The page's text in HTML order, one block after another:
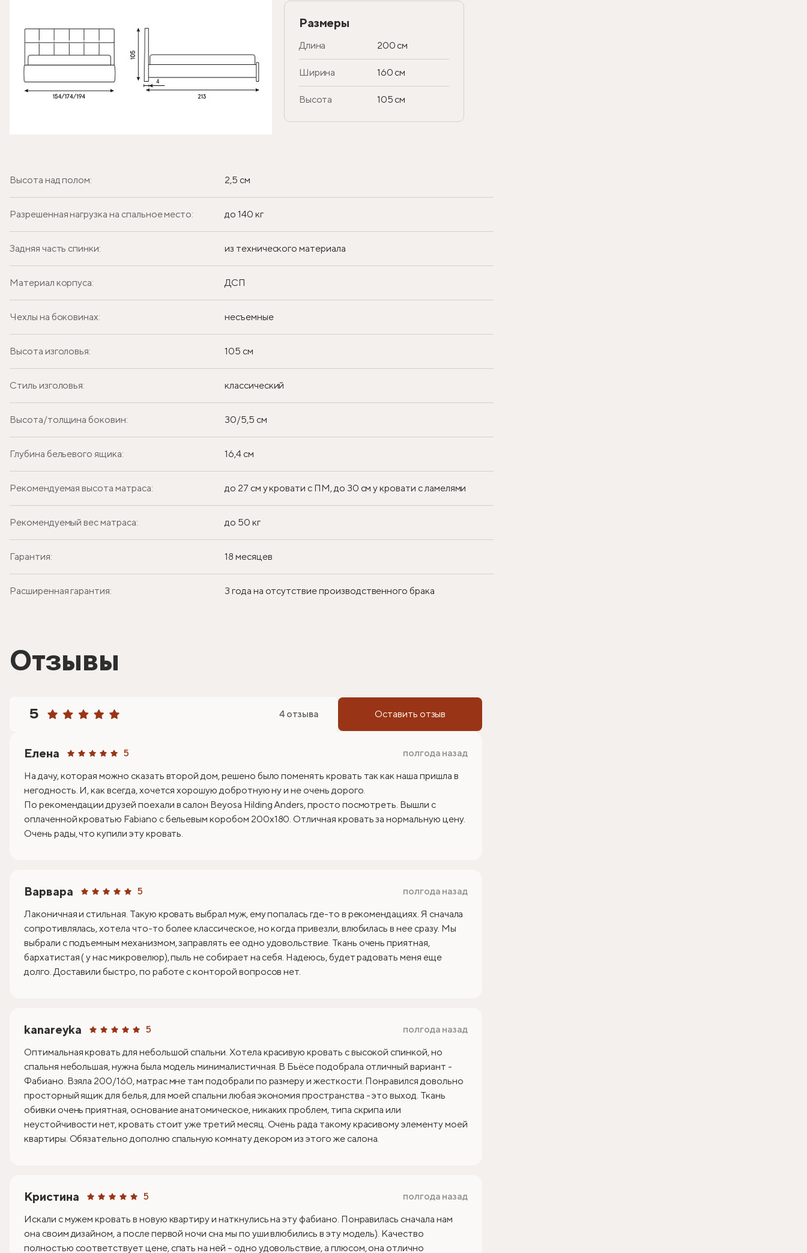
Размеры
Длина 200 см
Ширина 160 см
Высота 105 см
Высота над полом: 2,5 см
Разрешенная нагрузка на спальное место: до 140 кг
Задняя часть спинки: из технического материала
Материал корпуса: ДСП
Чехлы на боковинах: несъемные
Высота изголовья: 105 см
Стиль изголовья: классический
Высота/толщина боковин: 30/5,5 см
Глубина бельевого ящика: 16,4 см
Рекомендуемая высота матраса: до 27 см у кровати с ПМ, до 30 см у кровати с ламелями
Рекомендуемый вес матраса: до 50 кг
Гарантия: 18 месяцев
Расширенная гарантия: 3 года на отсутствие производственного брака
Отзывы
5 4 отзыва Оставить отзыв
Елена 5
полгода назад
На дачу, которая можно сказать второй дом, решено было поменять кровать так как наша пришла в
негодность. И, как всегда, хочется хорошую добротную ну и не очень дорого.
По рекомендации друзей поехали в салон Beyosa Hilding Anders, просто посмотреть. Вышли с
оплаченной кроватью Fabiano с бельевым коробом 200х180. Отличная кровать за нормальную цену.
Очень рады, что купили эту кровать.
Варвара 5
полгода назад
Лаконичная и стильная. Такую кровать выбрал муж, ему попалась где-то в рекомендациях. Я сначала
сопротивлялась, хотела что-то более классическое, но когда привезли, влюбилась в нее сразу. Мы
выбрали с подъемным механизмом, заправлять ее одно удовольствие. Ткань очень приятная,
бархатистая ( у нас микровелюр), пыль не собирает на себя. Надеюсь, будет радовать меня еще
долго. Доставили быстро, по работе с конторой вопросов нет.
kanareyka 5
полгода назад
Оптимальная кровать для небольшой спальни. Хотела красивую кровать с высокой спинкой, но
спальня небольшая, нужна была модель минималистичная. В Бьёсе подобрала отличный вариант -
Фабиано. Взяла 200/160, матрас мне там подобрали по размеру и жесткости. Понравился довольно
просторный ящик для белья, для моей спальни любая экономия пространства - это выход. Ткань
обивки очень приятная, основание анатомическое, никаких проблем, типа скрипа или
неустойчивости нет, кровать стоит уже третий месяц. Очень рада такому красивому элементу моей
квартиры. Обязательно дополню спальную комнату декором из этого же салона.
Кристина 5
полгода назад
Искали с мужем кровать в новую квартиру и наткнулись на эту фабиано. Понравилась сначала нам
она своим дизайном, а после первой ночи сна мы по уши влюбились в эту модель). Качество
полностью соответствует цене, спать на ней – одно удовольствие, а плюсом, она отлично